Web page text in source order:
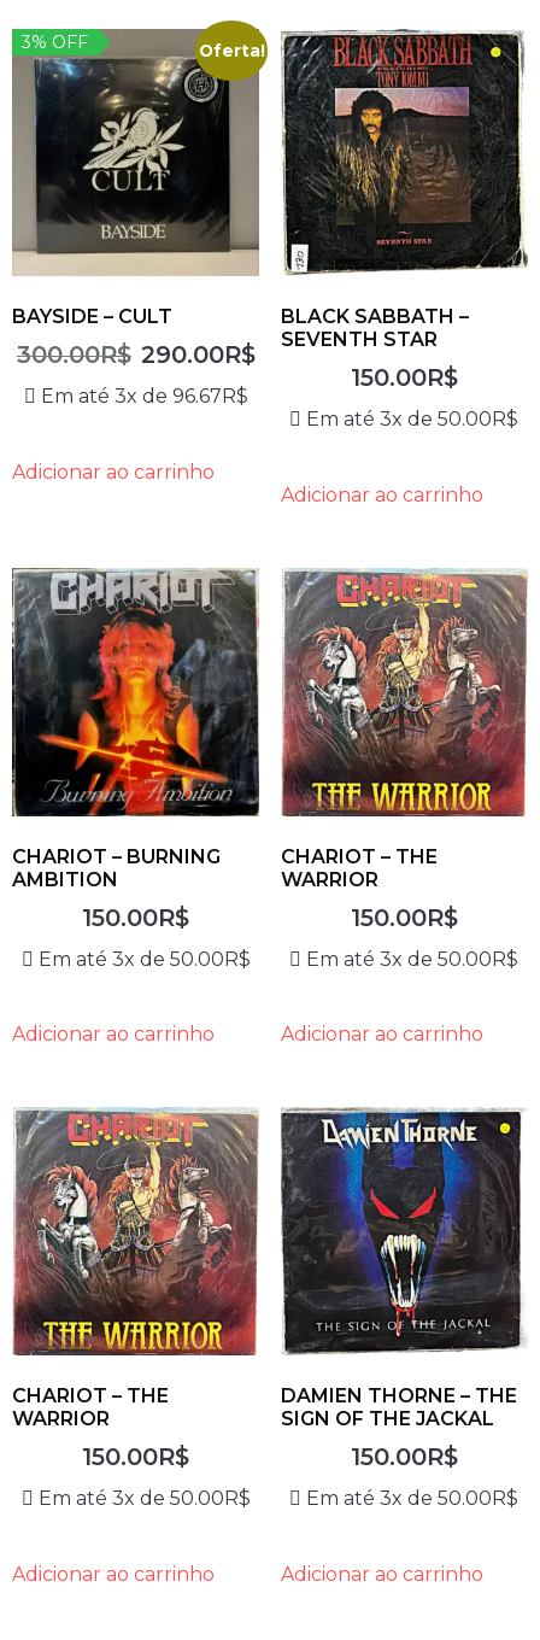
Oferta!
3% OFF
BAYSIDE – CULT
300.00R$ 290.00R$
Em até 3x de 96.67 R$
Adicionar ao carrinho
BLACK SABBATH –
SEVENTH STAR
150.00R$
Em até 3x de50.00 R$
Adicionar ao carrinho
CHARIOT – BURNING
AMBITION
150.00R$
Em até 3x de 50.00R$
Adicionar ao carrinho
CHARIOT – THE
WARRIOR
150.00R$
Em até 3x de50.00R$
Adicionar ao carrinho
CHARIOT – THE
WARRIOR
150.00R$
Em até 3x de 50.00R$
Adicionar ao carrinho
DAMIEN THORNE – THE
SIGN OF THE JACKAL
150.00R$
Em até 3x de50.00R$
Adicionar ao carrinho